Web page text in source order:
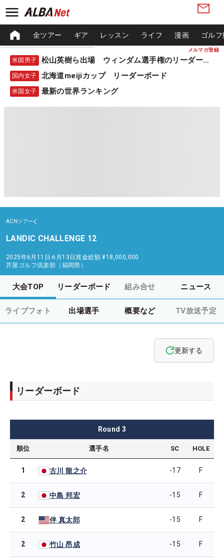
メルマガ登録
全ツアー ギア レッスン ライフ 漫画 ゴル
米国男子 松山英樹ら出場 ウィンダム選手権のリーダーボード
国内女子 北海道meijiカップ リーダーボード
米国女子 最新の世界ランキング
ACNツアー
LANDIC CHALLENGE 12
2025年6月11日-6月13日賞金総額 ¥18,000,000
芥屋ゴルフ倶楽部（福岡県）
大会TOP リーダーボード 組み合せ ニュース
ライブフォト 出場選手 概要など TV放送予定
更新する
リーダーボード
Round 3
順位 選手名 SC HOLE
1 古川 龍之介 -17 F
2 中島 邦宏 -15 F
2 伴 真太郎 -15 F
2 竹山 昂成 -15 F